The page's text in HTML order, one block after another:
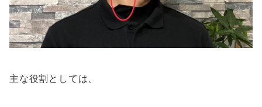
主な役割としては、